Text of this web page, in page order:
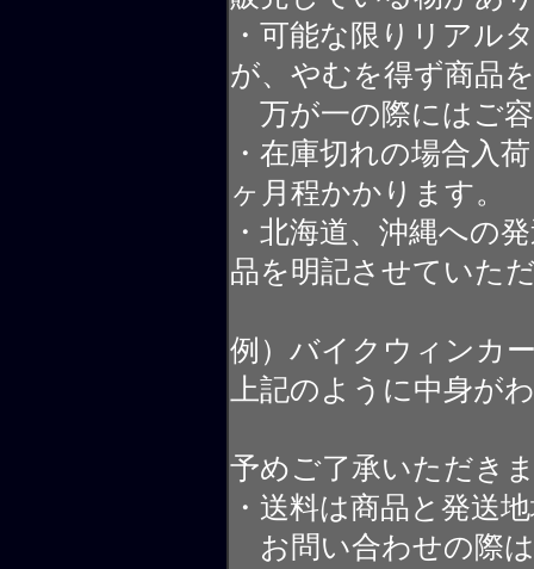
・可能な限りリアル
が、やむを得ず商品
万が一の際にはご
・在庫切れの場合入
ヶ月程かかります。
・北海道、沖縄への
品を明記させていた
例）バイクウィンカ
上記のように中身が
予めご了承いただき
・送料は商品と発送
お問い合わせの際